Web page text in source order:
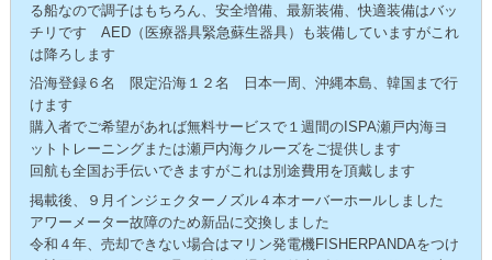
る船なので調子はもちろん、安全増備、最新装備、快適装備はバッ
チリです AED（医療器具緊急蘇生器具）も装備していますがこれ
は降ろします
沿海登録６名 限定沿海１２名 日本一周、沖縄本島、韓国まで行
けます
購入者でご希望があれば無料サービスで１週間のISPA瀬戸内海ヨ
ットトレーニングまたは瀬戸内海クルーズをご提供します
回航も全国お手伝いできますがこれは別途費用を頂戴します
掲載後、９月インジェクターノズル４本オーバーホールしました
アワーメーター故障のため新品に交換しました
令和４年、売却できない場合はマリン発電機FISHERPANDAをつけ